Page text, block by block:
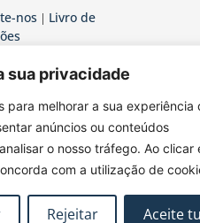
sua privacidade
para melhorar a sua experiência
anúncios ou conteúdos
o nosso tráfego. Ao clicar
com a utilização de
Rejeitar Aceite
nos | Livro de